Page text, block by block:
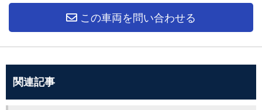
この車両を問い合わせる
関連記事